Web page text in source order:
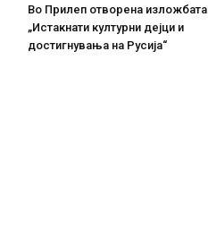
Во Прилеп отворена изложбата
„Истакнати културни дејци и
достигнувања на Русија“